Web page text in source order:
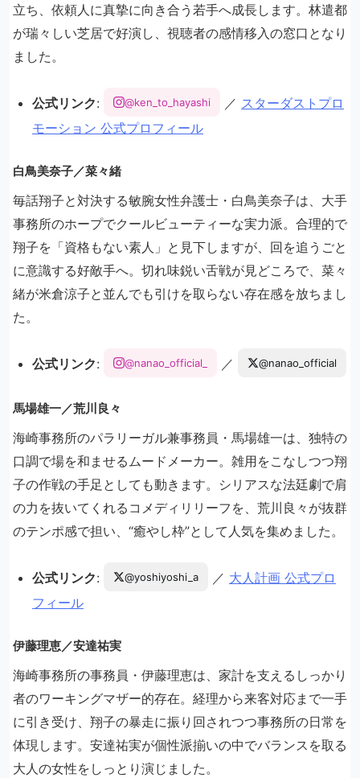
立ち、依頼人に真摯に向き合う若手へ成長します。林遣都
が瑞々しい芝居で好演し、視聴者の感情移入の窓口となり
ました。
公式リンク: @ken_to_hayashi ／ スターダストプロ
モーション 公式プロフィール
白鳥美奈子／菜々緒
毎話翔子と対決する敏腕女性弁護士・白鳥美奈子は、大手
事務所のホープでクールビューティーな実力派。合理的で
翔子を「資格もない素人」と見下しますが、回を追うごと
に意識する好敵手へ。切れ味鋭い舌戦が見どころで、菜々
緒が米倉涼子と並んでも引けを取らない存在感を放ちまし
た。
公式リンク: @nanao_official_ ／ @nanao_official
馬場雄一／荒川良々
海崎事務所のパラリーガル兼事務員・馬場雄一は、独特の
口調で場を和ませるムードメーカー。雑用をこなしつつ翔
子の作戦の手足としても動きます。シリアスな法廷劇で肩
の力を抜いてくれるコメディリリーフを、荒川良々が抜群
のテンポ感で担い、“癒やし枠”として人気を集めました。
公式リンク: @yoshiyoshi_a ／ 大人計画 公式プロ
フィール
伊藤理恵／安達祐実
海崎事務所の事務員・伊藤理恵は、家計を支えるしっかり
者のワーキングマザー的存在。経理から来客対応まで一手
に引き受け、翔子の暴走に振り回されつつ事務所の日常を
体現します。安達祐実が個性派揃いの中でバランスを取る
大人の女性をしっとり演じました。